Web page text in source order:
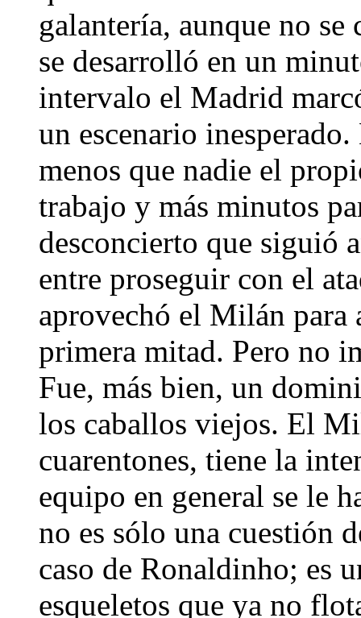
galantería, aunque no
se desarrolló en un
intervalo el Madrid
un escenario
menos que nadie el
trabajo y más minutos
desconcierto que siguió
entre proseguir con el
aprovechó el Milán para
primera mitad. Pero no
Fue, más bien, un
los caballos viejos. El
cuarentones, tiene la
equipo en general se le
no es sólo una cuestión
caso de Ronaldinho; es
esqueletos que ya no